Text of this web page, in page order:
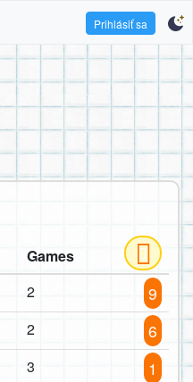
Prihlásiť sa
Games
2 9
2 6
3 1